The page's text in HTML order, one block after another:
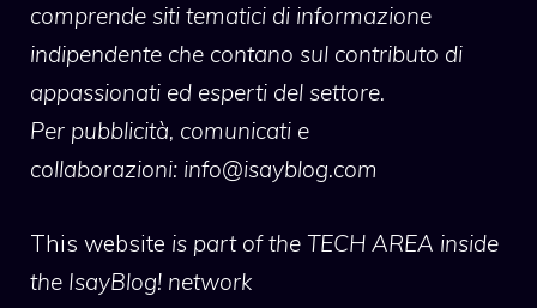
comprende siti tematici di informazione
indipendente che contano sul contributo di
appassionati ed esperti del settore.
Per pubblicità, comunicati e
collaborazioni: info@isayblog.com
This website is part of the TECH AREA inside
the IsayBlog! network